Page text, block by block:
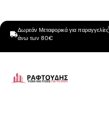
Δωρεάν Μεταφορικά για παραγγελίες
άνω των 80€